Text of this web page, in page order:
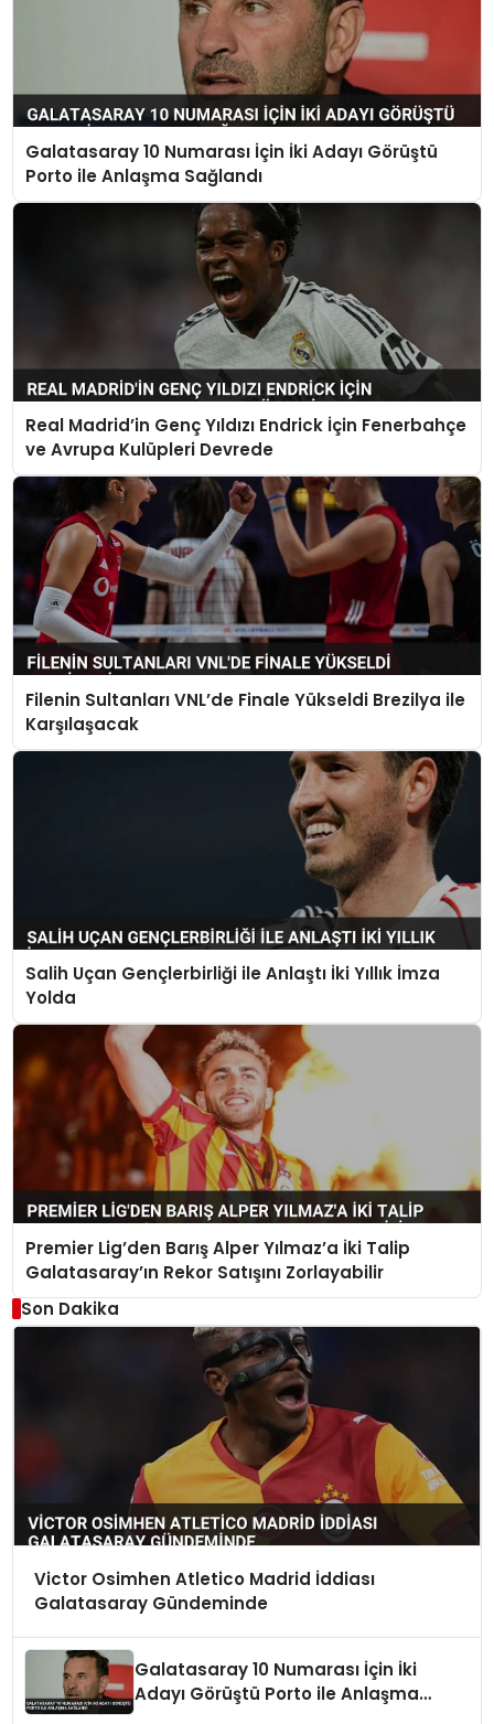
Galatasaray 10 Numarası İçin İki Adayı Görüştü
Porto ile Anlaşma Sağlandı
Real Madrid’in Genç Yıldızı Endrick İçin Fenerbahçe
ve Avrupa Kulüpleri Devrede
Filenin Sultanları VNL’de Finale Yükseldi Brezilya ile
Karşılaşacak
Salih Uçan Gençlerbirliği ile Anlaştı İki Yıllık İmza
Yolda
Premier Lig’den Barış Alper Yılmaz’a İki Talip
Galatasaray’ın Rekor Satışını Zorlayabilir
Son Dakika
Victor Osimhen Atletico Madrid İddiası
Galatasaray Gündeminde
Galatasaray 10 Numarası İçin İki
Adayı Görüştü Porto ile Anlaşma